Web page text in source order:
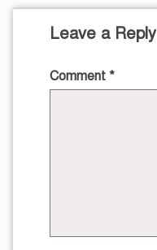
Leave a Reply
Comment *